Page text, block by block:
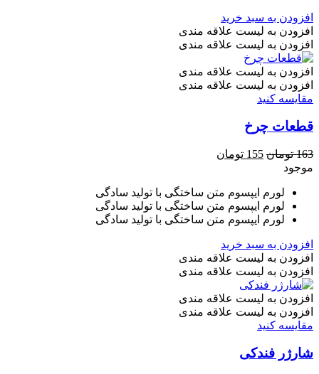
افزودن به سبد خرید
افزودن به لیست علاقه مندی
افزودن به لیست علاقه مندی
افزودن به لیست علاقه مندی
افزودن به لیست علاقه مندی
مقایسه کنید
قطعات چرخ
163 تومان قیمت
بود.
155 تومان
است.
موجود
لورم ایپسوم متن ساختگی با تولید سادگی
لورم ایپسوم متن ساختگی با تولید سادگی
لورم ایپسوم متن ساختگی با تولید سادگی
افزودن به سبد خرید
افزودن به لیست علاقه مندی
افزودن به لیست علاقه مندی
افزودن به لیست علاقه مندی
افزودن به لیست علاقه مندی
مقایسه کنید
شارژر فندکی